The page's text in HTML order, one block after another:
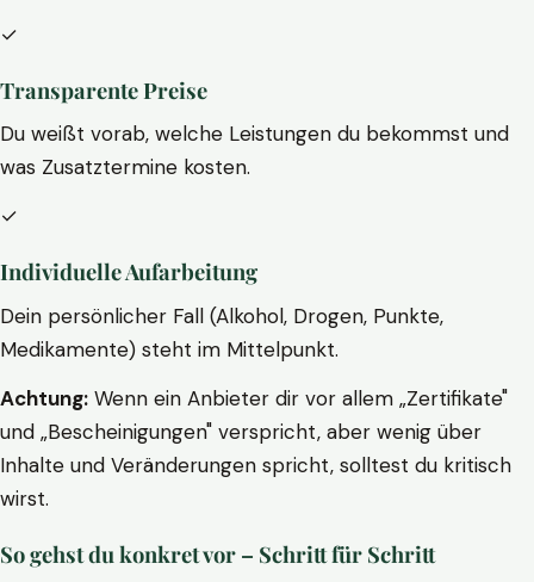
✓
Transparente Preise
Du weißt vorab, welche Leistungen du bekommst und
was Zusatztermine kosten.
✓
Individuelle Aufarbeitung
Dein persönlicher Fall (Alkohol, Drogen, Punkte,
Medikamente) steht im Mittelpunkt.
Achtung: Wenn ein Anbieter dir vor allem „Zertifikate"
und „Bescheinigungen" verspricht, aber wenig über
Inhalte und Veränderungen spricht, solltest du kritisch
wirst.
So gehst du konkret vor – Schritt für Schritt